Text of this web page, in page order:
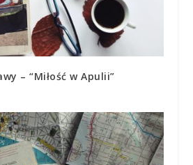
– “Miłość w Apulii”